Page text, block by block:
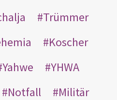
Trümmer
Koscher
Yahwe
YHWA
Notfall
Militär